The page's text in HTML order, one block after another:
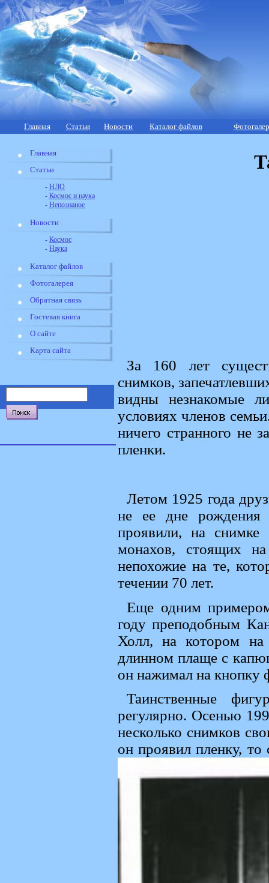
Главная Статьи Новости Каталог файлов
Главная
Статьи
- НЛО
- Космос и наука
- Непознаное
Новости
- Космос
- Наука
Каталог файлов
Фотогалерея
Обратная связь
Гостевая книга
О сайте
Карта сайта
За 160 лет
снимков,
видны незнакомые
условиях членов
ничего странного не
пленки.
Летом 1925 года
не ее дне
проявили, на снимке
монахов, стоящих
непохожие на те,
течении 70 лет.
Еще одним
году преподобным
Холл, на котором на
длинном плаще с
он нажимал на кнопку
Таинственные
регулярно. Осенью
несколько снимков
он проявил пленку, то